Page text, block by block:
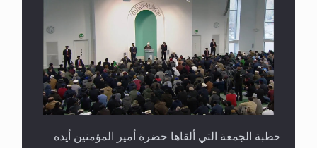
خطبة الجمعة التي ألقاها حضرة أمير المؤمنين أيده